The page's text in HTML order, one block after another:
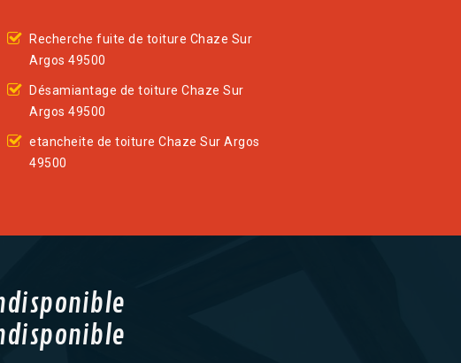
Recherche fuite de toiture Chaze Sur
Argos 49500
Désamiantage de toiture Chaze Sur
Argos 49500
etancheite de toiture Chaze Sur Argos
49500